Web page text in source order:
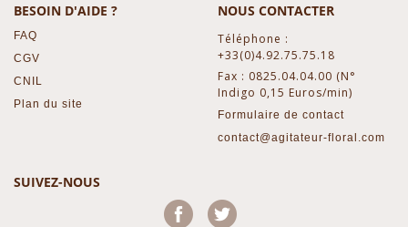
BESOIN D'AIDE ?
FAQ
CGV
CNIL
Plan du site
NOUS CONTACTER
Téléphone :
+33(0)4.92.75.75.18
Fax : 0825.04.04.00 (N°
Indigo 0,15 Euros/min)
Formulaire de contact
contact@agitateur-floral.com
SUIVEZ-NOUS
Facebook